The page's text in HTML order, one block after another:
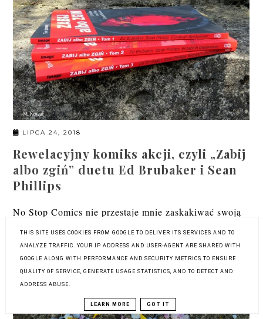
LIPCA 24, 2018
Rewelacyjny komiks akcji, czyli „Zabij
albo zgiń” duetu Ed Brubaker i Sean
Phillips
No Stop Comics nie przestaje mnie zaskakiwać swoją
wydawcy...
Czytaj więcej
THIS SITE USES COOKIES FROM GOOGLE TO DELIVER ITS SERVICES AND TO
ANALYZE TRAFFIC. YOUR IP ADDRESS AND USER-AGENT ARE SHARED WITH
GOOGLE ALONG WITH PERFORMANCE AND SECURITY METRICS TO ENSURE
QUALITY OF SERVICE, GENERATE USAGE STATISTICS, AND TO DETECT AND
ADDRESS ABUSE.
LEARN MORE GOT IT